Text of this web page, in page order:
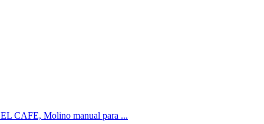
CAFE, Molino manual para ...